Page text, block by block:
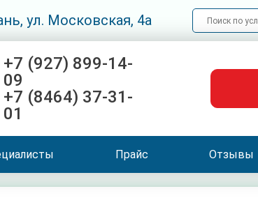
ул. Московская, 4а
+7 (927) 899-14-
09
+7 (8464) 37-31-
01
Прайс Отзывы